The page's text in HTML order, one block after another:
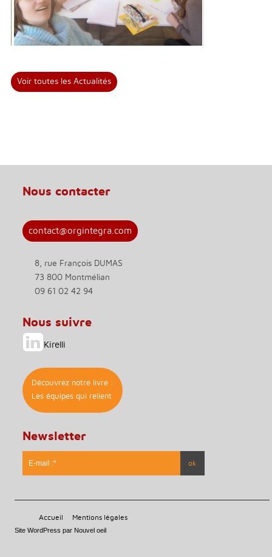
Voir toutes les Actualités
Nous contacter
contact@orgintegra.com
8, rue François DUMAS
73 800 Montmélian
09 61 02 42 94
Nous suivre
Kirelli
Découvrez notre livre :
Les équipes qui relient
Newsletter
Accueil
Mentions légales
Site WordPress par Nouvel oeil